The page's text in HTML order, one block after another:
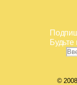
Будьте
©